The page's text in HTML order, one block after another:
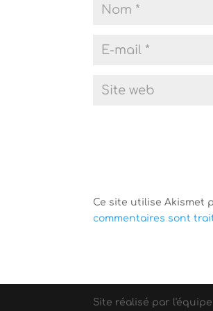
Ce site utilise Akismet
commentaires sont
Site réalisé par